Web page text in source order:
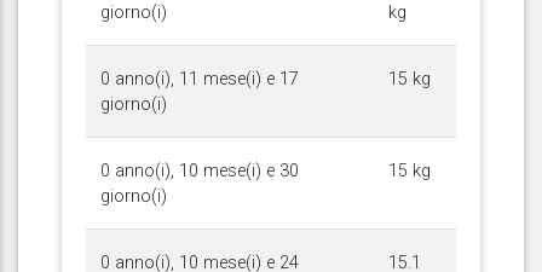
giorno(i)
kg
0 anno(i), 11 mese(i) e 17
giorno(i)
15 kg
0 anno(i), 10 mese(i) e 30
giorno(i)
15 kg
0 anno(i), 10 mese(i) e 24
15.1